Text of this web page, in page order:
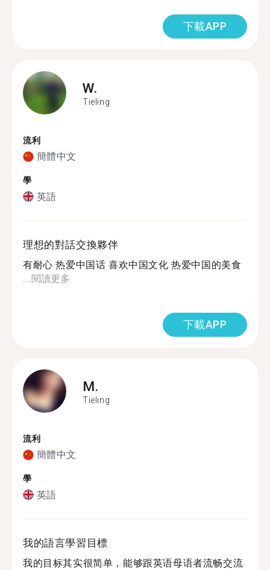
下載APP
W.
Tieling
流利
簡體中文
學
英語
理想的對話交換夥伴
有耐心 热爱中国话 喜欢中国文化 热爱中国的美食
閱讀更多
下載APP
M.
Tieling
流利
簡體中文
學
英語
我的語言學習目標
我的目标其实很简单，能够跟英语母语者流畅交流